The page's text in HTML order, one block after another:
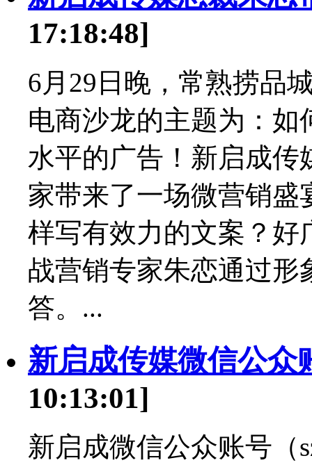
17:18:48]
6月29日晚，常熟捞品
电商沙龙的主题为：
水平的广告！新启成
家带来了一场微营销
样写有效力的文案？好
战营销专家朱恋通过形
答。...
新启成传媒微信公众
10:13:01]
新启成微信公众账号（